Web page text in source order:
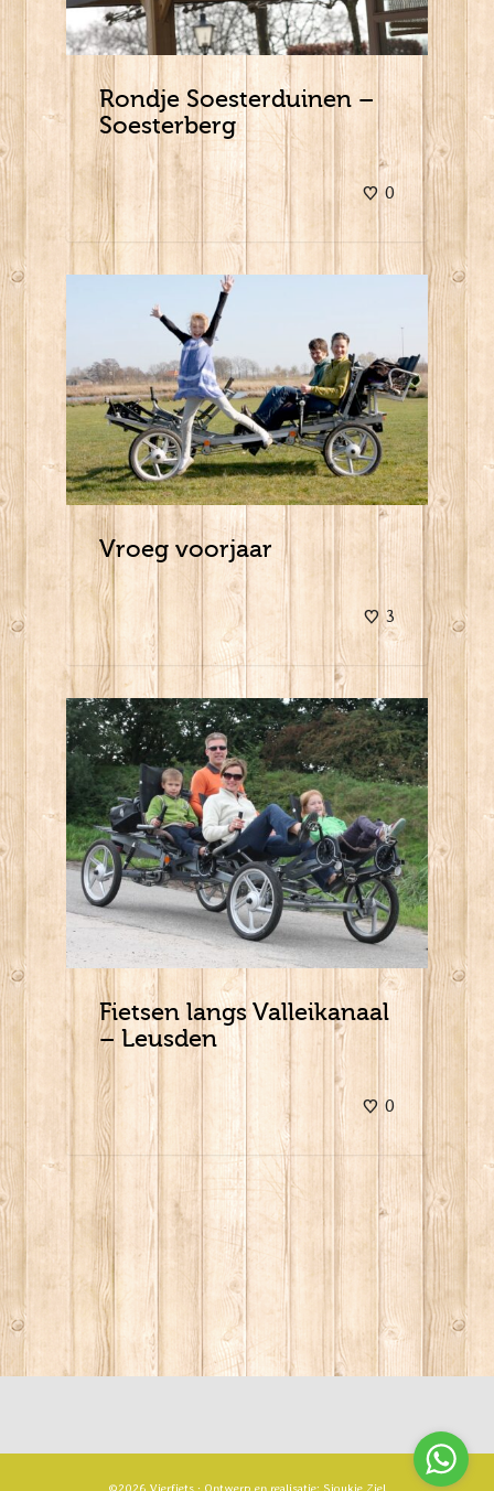
Rondje Soesterduinen –
Soesterberg
0
Vroeg voorjaar
3
Fietsen langs Valleikanaal
– Leusden
0
©2026 Vierfiets · Ontwerp en realisatie: Sjoukje Ziel